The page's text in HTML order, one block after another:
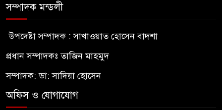
সম্পাদক মন্ডলী
উপদেষ্টা সম্পাদক : সাখাওয়াত হোসেন বাদশা
প্রধান সম্পাদকঃ তাজিন মাহমুদ
সম্পাদক: ডা: সাদিয়া হোসেন
অফিস ও যোগাযোগ